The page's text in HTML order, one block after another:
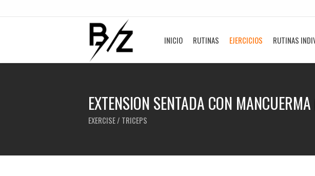
INICIO RUTINAS EJERCICIOS RUTINAS
EXTENSION SENTADA CON
EXERCISE / TRICEPS